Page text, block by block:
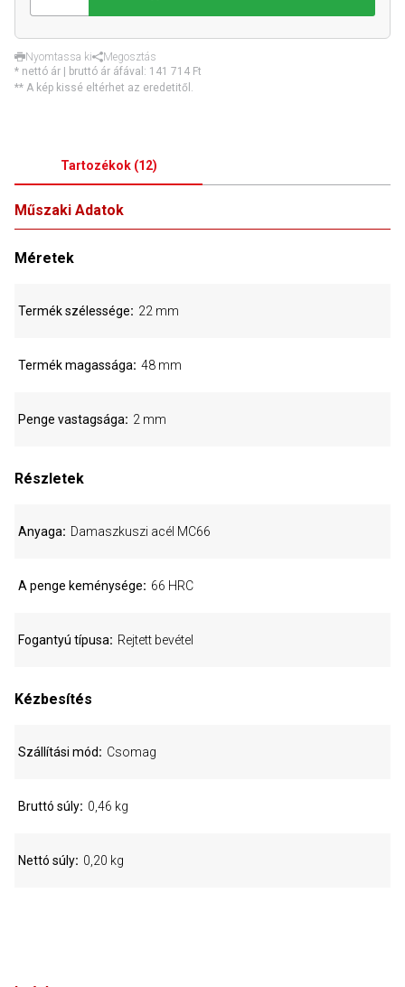
Nyomtassa ki
Megosztás
* nettó ár | bruttó ár áfával: 141 714 Ft
** A kép kissé eltérhet az eredetitől.
Tartozékok(12)
Műszaki Adatok
Méretek
Termék szélessége 22 mm
Termék magassága 48 mm
Penge vastagsága 2 mm
Részletek
Anyaga Damaszkuszi acél MC66
A penge keménysége 66 HRC
Fogantyú típusa Rejtett bevétel
Kézbesítés
Szállítási mód Csomag
Bruttó súly 0,46 kg
Nettó súly 0,20 kg